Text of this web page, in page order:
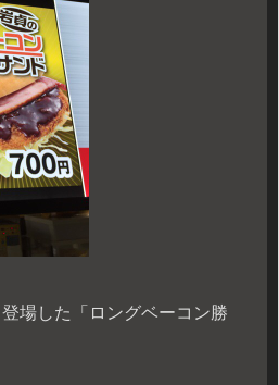
場した「ロングベーコン勝